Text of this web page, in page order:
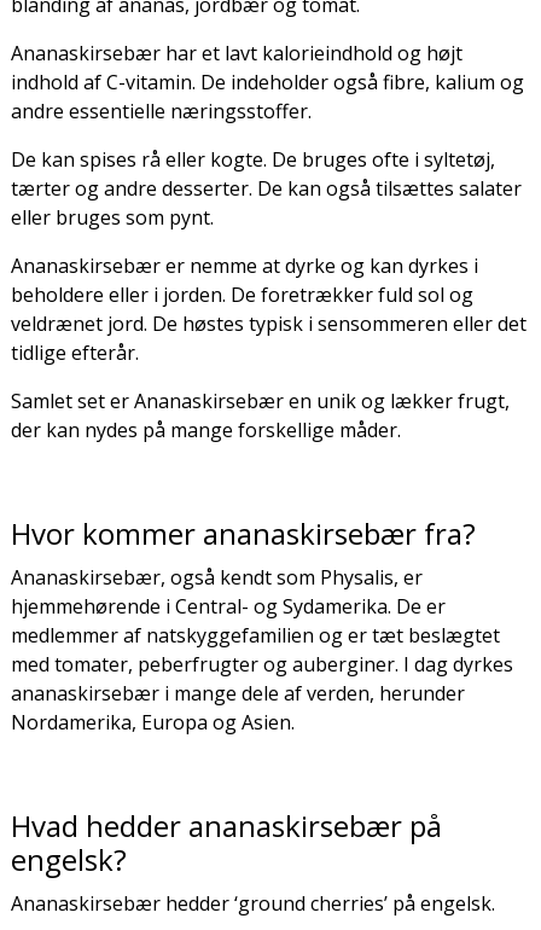
Ananaskirsebær har et lavt kalorieindhold og højt
indhold af C-vitamin. De indeholder også fibre, kalium og
andre essentielle næringsstoffer.
De kan spises rå eller kogte. De bruges ofte i syltetøj,
tærter og andre desserter. De kan også tilsættes salater
eller bruges som pynt.
Ananaskirsebær er nemme at dyrke og kan dyrkes i
beholdere eller i jorden. De foretrækker fuld sol og
veldrænet jord. De høstes typisk i sensommeren eller det
tidlige efterår.
Samlet set er Ananaskirsebær en unik og lækker frugt,
der kan nydes på mange forskellige måder.
Hvor kommer ananaskirsebær fra?
Ananaskirsebær, også kendt som Physalis, er
hjemmehørende i Central- og Sydamerika. De er
medlemmer af natskyggefamilien og er tæt beslægtet
med tomater, peberfrugter og auberginer. I dag dyrkes
ananaskirsebær i mange dele af verden, herunder
Nordamerika, Europa og Asien.
Hvad hedder ananaskirsebær på
engelsk?
Ananaskirsebær hedder ‘ground cherries’ på engelsk.